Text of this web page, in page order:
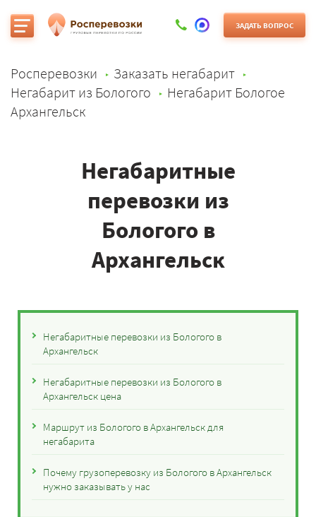
ЗАДАТЬ ВОПРОС
Росперевозки
Заказать негабарит
Негабарит из Бологого
Негабарит Бологое
Архангельск
Негабаритные
перевозки из
Бологого в
Архангельск
Негабаритные перевозки из Бологого в
Архангельск
Негабаритные перевозки из Бологого в
Архангельск цена
Маршрут из Бологого в Архангельск для
негабарита
Почему грузоперевозку из Бологого в Архангельск
нужно заказывать у нас